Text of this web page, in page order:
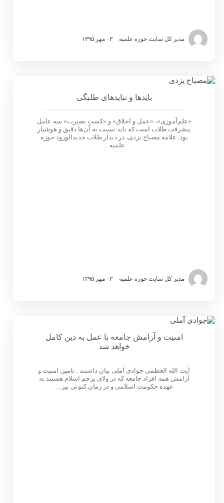
مدیر کل سایت حوزه علمیه
بایدها و نبایدهای طلبگی
«علم‌آموزی»، «عمل و اخلاق» و «کسب بصیرت» سه عامل
پیشرفت طلاب است که باید نسبت به آن‌ها دقیق و هوشیار
بود. علامه مصباح یزدی، در دیدار طلاب جدیدالورود حوزه
علمیه…
مدیر کل سایت حوزه علمیه
امنیت و آرامش جامعه با عمل به دین کامل
خواهد شد
آیت الله العظمی جوادی آملی بیان داشتند : تامین امنیت و
آرامش همه افراد جامعه که در ولای پرچم اسلام هستند به
عهده حکومت اسلامی و در زمان کنونی نیز…